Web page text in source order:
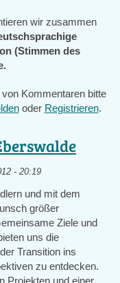
wir zusammen
(Stimmen des
Kommentaren bitte
oder Registrieren.
- 20:19
und mit dem
größer
Ziele und
uns die
Transition ins
zu entdecken.
Projekten und einer